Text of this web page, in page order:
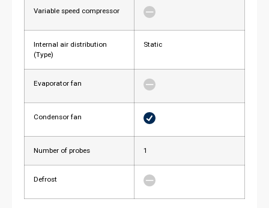
Variable speed compressor
Internal air distribution
(Type)
Static
Evaporator fan
Condensor fan
Number of probes 1
Defrost